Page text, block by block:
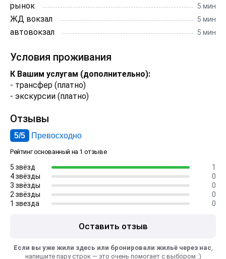
рынок 5 мин
ЖД вокзал 5 мин
автовокзал 5 мин
Условия проживания
К Вашим услугам (дополнительно):
- трансфер (платно)
- экскурсии (платно)
Отзывы
5/5 Превосходно
Рейтинг основанный на 1 отзыве
5 звёзд
1
4 звёзды
0
3 звёзды
0
2 звёзды
0
1 звезда
0
Оставить отзыв
Если вы уже жили здесь или бронировали жильё через нас,
напишите пару строк — это очень помогает с выбором :)